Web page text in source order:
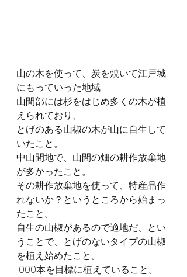
山の木を使って、炭を焼いて江戸城
にもっていった地域
山間部には杉をはじめ多くの木が植
えられており、
とげのある山椒の木が山に自生して
いたこと。
中山間地で、山間の畑の耕作放棄地
が多かったこと。
その耕作放棄地を使って、特産品作
れないか？というところから始まっ
たこと。
自生の山椒があるので適地だ、とい
うことで、とげのないタイプの山椒
を植え始めたこと。
1000本を目標に植えていること。